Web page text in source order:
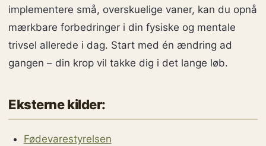
implementere små, overskuelige vaner, kan du opnå
mærkbare forbedringer i din fysiske og mentale
trivsel allerede i dag. Start med én ændring ad
gangen – din krop vil takke dig i det lange løb.
Eksterne kilder:
Fødevarestyrelsen